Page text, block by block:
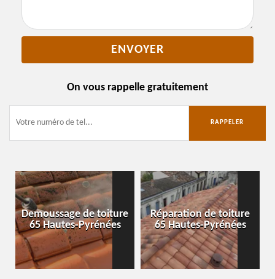
On vous rappelle gratuitement
Demoussage de toiture
65 Hautes-Pyrénées
Réparation de toiture
65 Hautes-Pyrénées